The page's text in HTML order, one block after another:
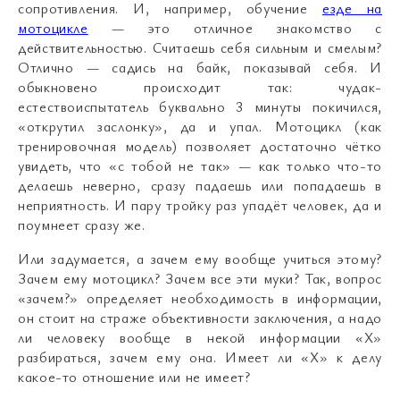
сопротивления. И, например, обучение езде на
мотоцикле — это отличное знакомство с
действительностью. Считаешь себя сильным и смелым?
Отлично — садись на байк, показывай себя. И
обыкновено происходит так: чудак-
естествоиспытатель буквально 3 минуты покичился,
«открутил заслонку», да и упал. Мотоцикл (как
тренировочная модель) позволяет достаточно чётко
увидеть, что «с тобой не так» — как только что-то
делаешь неверно, сразу падаешь или попадаешь в
неприятность. И пару тройку раз упадёт человек, да и
поумнеет сразу же.
Или задумается, а зачем ему вообще учиться этому?
Зачем ему мотоцикл? Зачем все эти муки? Так, вопрос
«зачем?» определяет необходимость в информации,
он стоит на страже объективности заключения, а надо
ли человеку вообще в некой информации «Х»
разбираться, зачем ему она. Имеет ли «Х» к делу
какое-то отношение или не имеет?